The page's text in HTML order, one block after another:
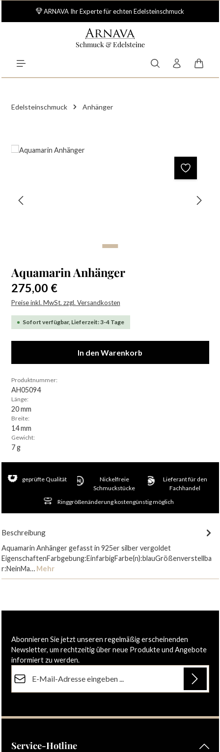
Zum Hauptinhalt springen
ARNAVA Ihr Experte für echten Edelsteinschmuck
Schmuck & Edelsteine
Edelsteinschmuck Anhänger
Bildergalerie überspringen
Aquamarin Anhänger
Regulärer Preis:
275,00 €
Preise inkl. MwSt. zzgl. Versandkosten
Sofort verfügbar, Lieferzeit: 3-4 Tage
In den Warenkorb
Produktnummer:
AH05094
Länge:
20 mm
Breite:
14 mm
Gewicht:
7 g
geprüfte Qualität
Nickelfreie
Schmuckstücke
Lieferant für den
Fachhandel
Ringgrößenänderung kostengünstig möglich
Beschreibung
Aquamarin Anhänger gefasst in 925er silber vergoldet
EigenschaftenFarbgebung:EinfarbigFarbe(n):blauGrößenverstellba
r:NeinMa… Mehr
Abonnieren Sie jetzt unseren regelmäßig erscheinenden
Newsletter, um rechtzeitig über neue Produkte und Angebote
informiert zu werden.
Ich habe dieDatenschutzbestimmungenzur Kenntnis
Service-Hotline